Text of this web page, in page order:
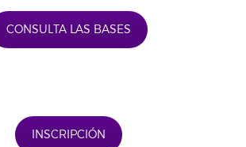
CONSULTA LAS BASES
INSCRIPCIÓN